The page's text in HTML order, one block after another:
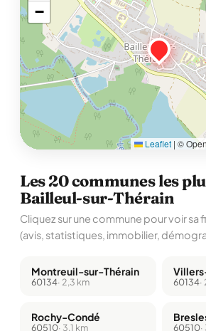
−
Leaflet | ©
Les 20 communes les
Bailleul-sur-Thérain
Cliquez sur une commune pour voir
(avis, statistiques, immobilier,
Montreuil-sur-Thérain
60134· 2,3 km 60134·
Rochy-Condé
60510· 3,1 km 60510